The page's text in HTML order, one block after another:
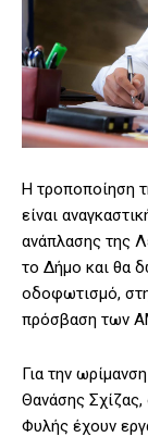
Η τροποποίηση
είναι
ανάπλασης της
το Δήμο και θα
οδοφωτισμό,
πρόσβαση των
Για την
Θανάσης Σχίζας,
Φυλής έχουν